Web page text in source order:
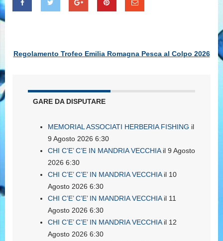
Regolamento Trofeo Emilia Romagna Pesca al Colpo 2026
GARE DA DISPUTARE
MEMORIAL ASSOCIATI HERBERIA FISHING il
9 Agosto 2026 6:30
CHI C’E’ C’E IN MANDRIA VECCHIAil 9 Agosto
2026 6:30
CHI C’E’ C’E’ IN MANDRIA VECCHIAil 10
Agosto 2026 6:30
CHI C’E’ C’E’ IN MANDRIA VECCHIAil 11
Agosto 2026 6:30
CHI C’E’ C’E’ IN MANDRIA VECCHIAil 12
Agosto 2026 6:30